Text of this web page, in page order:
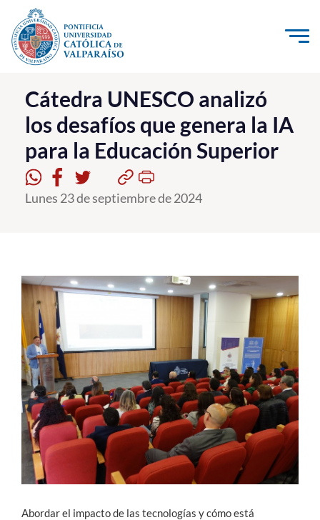
Click acá para ir directamente al contenido
La Universidad
Investigación, Creación e Innovación
PUCV Internacional
Vinculación con el Medio
Postgrado
Formación Continua
Estudiantes
Académicos
Funcionarios
Alumni
Cátedra UNESCO analizó
los desafíos que genera la IA
para la Educación Superior
Lunes 23 de septiembre de 2024
Abordar el impacto de las tecnologías y cómo está